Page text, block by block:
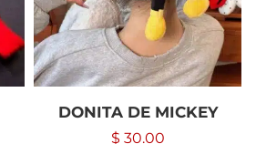
DONITA DE MICKEY
$ 30.00